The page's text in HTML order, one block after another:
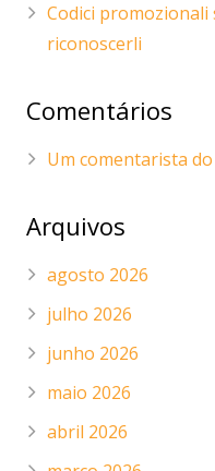
Codici promozionali
riconoscerli
Comentários
Um comentarista
Arquivos
agosto 2026
julho 2026
junho 2026
maio 2026
abril 2026